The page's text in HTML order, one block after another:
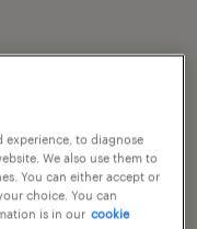
experience, to diagnose
We also use them to
You can either accept or
choice. You can
is in our cookie